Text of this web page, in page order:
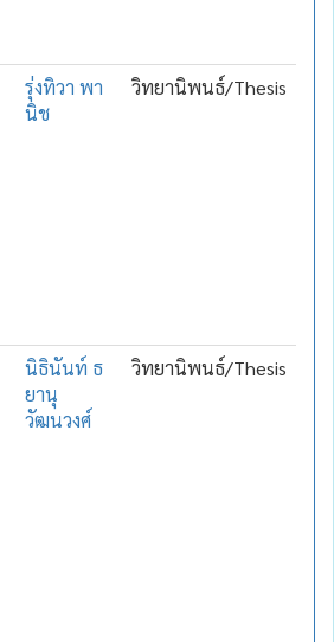
รุ่งทิวา พา
นิช
วิทยานิพนธ์/Thesis
นิธินันท์ ธ
ยานุ
วัฒนวงศ์
วิทยานิพนธ์/Thesis